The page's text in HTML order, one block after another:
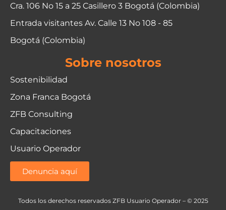
Cra. 106 No 15 a 25 Casillero 3 Bogotá (Colombia)
Entrada visitantes Av. Calle 13 No 108 - 85
Bogotá (Colombia)
Sobre nosotros
Sostenibilidad
Zona Franca Bogotá
ZFB Consulting
Capacitaciones
Usuario Operador
Denuncia aquí
Todos los derechos reservados ZFB Usuario Operador – © 2025